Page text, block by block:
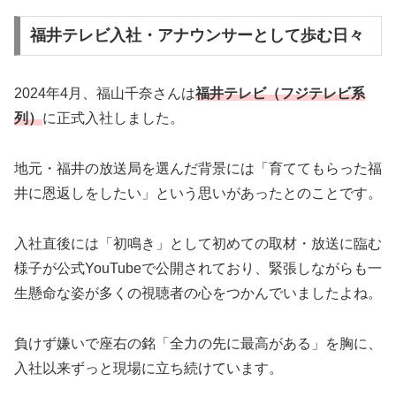
福井テレビ入社・アナウンサーとして歩む日々
2024年4月、福山千奈さんは福井テレビ（フジテレビ系
列）に正式入社しました。
地元・福井の放送局を選んだ背景には「育ててもらった福
井に恩返しをしたい」という思いがあったとのことです。
入社直後には「初鳴き」として初めての取材・放送に臨む
様子が公式YouTubeで公開されており、緊張しながらも一
生懸命な姿が多くの視聴者の心をつかんでいましたよね。
負けず嫌いで座右の銘「全力の先に最高がある」を胸に、
入社以来ずっと現場に立ち続けています。